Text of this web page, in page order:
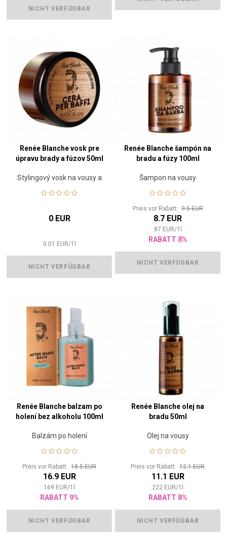
NICHT VERFÜGBAR
Renée Blanche vosk pre
úpravu brady a fúzov 50ml
Stylingový vosk na vousy a
knír
0 EUR
0.01 EUR/1
NICHT VERFÜGBAR
Renée Blanche šampón na
bradu a fúzy 100ml
Šampon na vousy
Preis vor Rabatt:9.5 EUR
8.7 EUR
87 EUR/1
RABATT 8%
NICHT VERFÜGBAR
Renée Blanche balzam po
holení bez alkoholu 100ml
Balzám po holení
Preis vor Rabatt: 18.5 EUR
16.9 EUR
169 EUR/1
RABATT 9%
NICHT VERFÜGBAR
Renée Blanche olej na
bradu 50ml
Olej na vousy
Preis vor Rabatt: 12.1 EUR
11.1 EUR
222 EUR/1
RABATT 8%
NICHT VERFÜGBAR